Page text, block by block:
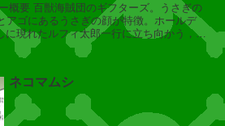
アゴにあるうさぎの顔が特徴。ホールデ
現れたルフィ太郎一行に立ち向かう，怖
ブル...
ネコマムシ